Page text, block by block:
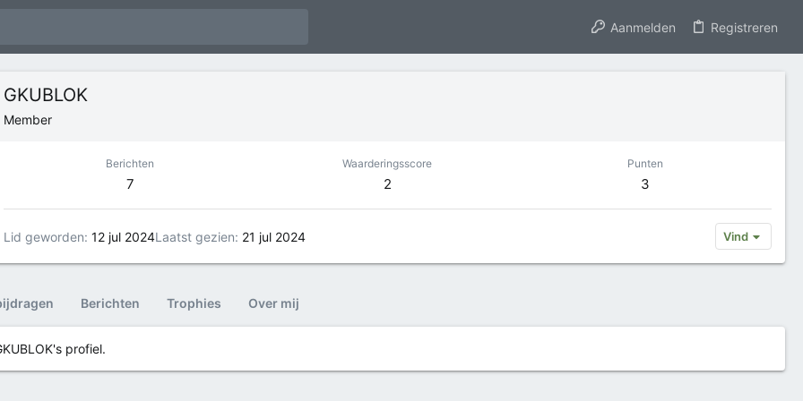
Aanmelden Registreren
GKUBLOK
Member
Berichten
7
Waarderingsscore
2
Punten
3
Lid geworden 12 jul 2024Laatst gezien 21 jul 2024 Vind
Berichten Trophies Over mij
profiel.